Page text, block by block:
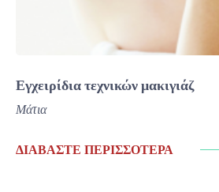
Εγχειρίδια τεχνικών μακιγιάζ
Μάτια
ΔΙΑΒΆΣΤΕ ΠΕΡΙΣΣΌΤΕΡΑ